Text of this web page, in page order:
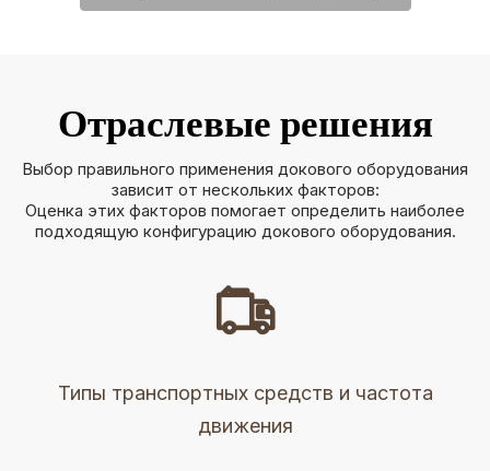
Отраслевые решения
Выбор правильного применения докового оборудования
зависит от нескольких факторов:
Оценка этих факторов помогает определить наиболее
подходящую конфигурацию докового оборудования.

Типы транспортных средств и частота
движения